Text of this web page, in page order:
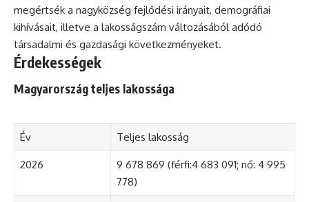
megértsék a nagyközség fejlődési irányait, demográfiai
kihívásait, illetve a lakosságszám változásából adódó
társadalmi és gazdasági következményeket.
Érdekességek
Magyarország teljes lakossága
Év Teljes lakosság
2026
9 678 869 (férfi:4 683 091; nő: 4 995
778)